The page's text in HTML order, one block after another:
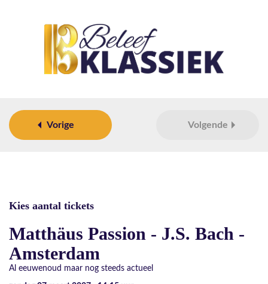
Vorige Volgende
Kies aantal tickets
Matthäus Passion - J.S. Bach -
Amsterdam
Al eeuwenoud maar nog steeds actueel